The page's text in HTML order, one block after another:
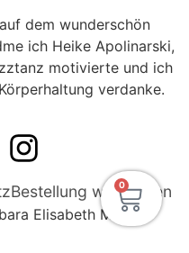
dem wunderschön
ich Heike Apolinarski,
motivierte und ich
verdanke.
Elisabeth Meisner
Bestellung widerrufen
0